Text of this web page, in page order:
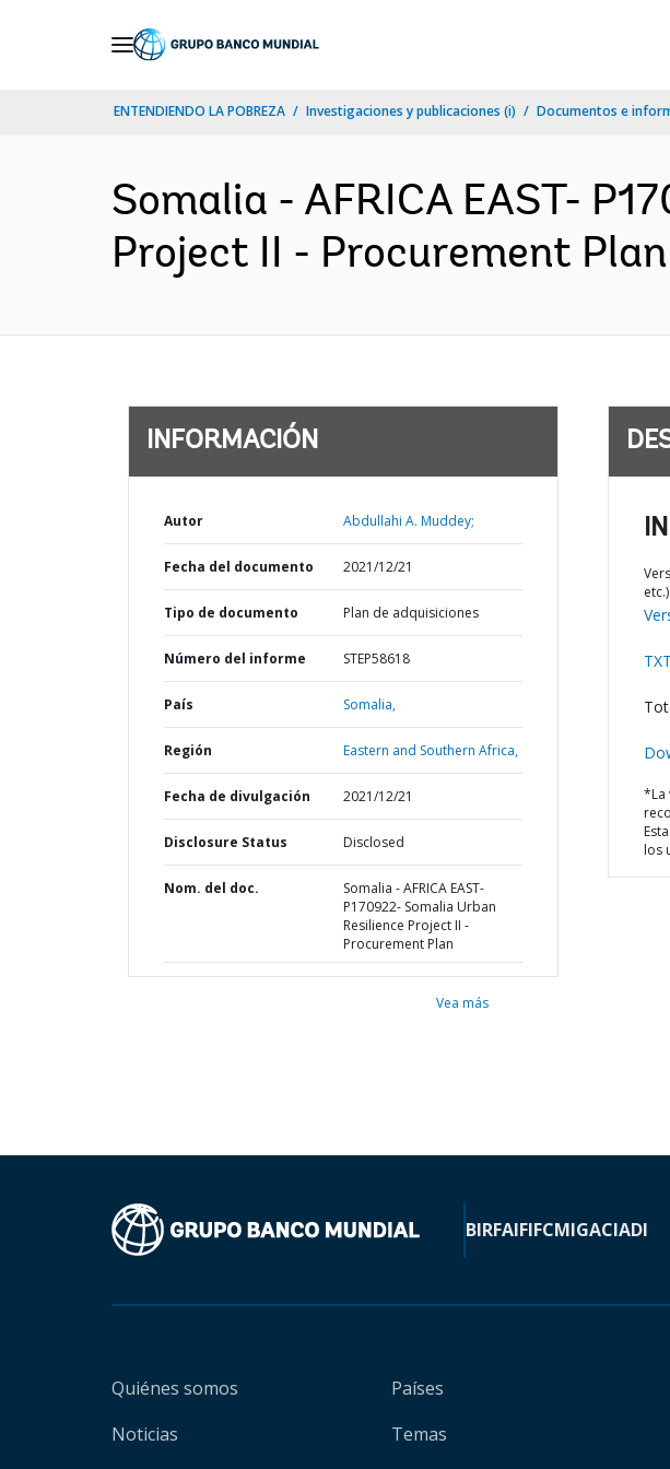
ENTENDIENDO LA POBREZA Investigaciones y publicaciones (i) Documentos e
Somalia - AFRICA EAST-
Project II - Procurement
INFORMACIÓN
Autor Abdullahi A. Muddey;
Fecha del documento 2021/12/21
Tipo de documento Plan de adquisiciones
Número del informe STEP58618
País Somalia,
Región Eastern and Southern Africa,
Fecha de divulgación 2021/12/21
Disclosure Status Disclosed
Nom. del doc.
Somalia - AFRICA EAST-
P170922- Somalia Urban
Resilience Project II -
Procurement Plan
Vea más
etc.)
*La
los
BIRFAIFIFCMIGACIADI
Quiénes somos
Noticias
Países
Temas